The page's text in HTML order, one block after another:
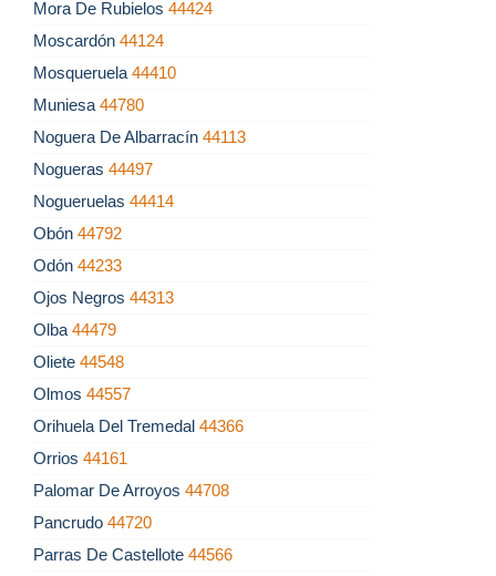
Mora De Rubielos 44424
Moscardón 44124
Mosqueruela 44410
Muniesa 44780
Noguera De Albarracín 44113
Nogueras 44497
Nogueruelas 44414
Obón 44792
Odón 44233
Ojos Negros 44313
Olba 44479
Oliete 44548
Olmos 44557
Orihuela Del Tremedal 44366
Orrios 44161
Palomar De Arroyos 44708
Pancrudo 44720
Parras De Castellote 44566